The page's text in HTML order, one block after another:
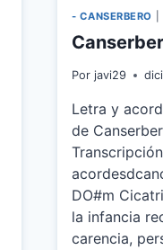
- CANSERBERO
Por javi29
Letra y
de
DO#m
la infancia
carencia,